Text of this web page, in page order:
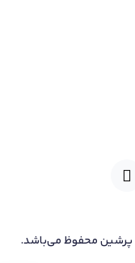
پرشین محفوظ می‌باشد.